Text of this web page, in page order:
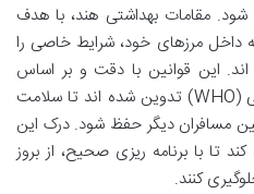
مقامات بهداشتی هند، با هدف
داخل مرزهای خود، شرایط خاصی را
این قوانین با دقت و بر اساس
توصیه های سازمان بهداشت جهانی (WHO) تدوین شده اند تا سلامت
مسافران دیگر حفظ شود. درک این
تا با برنامه ریزی صحیح، از بروز
کنند.